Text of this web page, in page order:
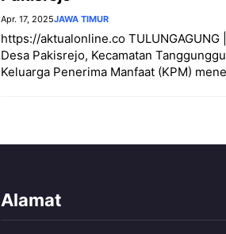
Apr. 17, 2025JAWA TIMUR
https://aktualonline.co
Desa Pakisrejo, Kecamatan
Keluarga Penerima Manfaat (KPM)
Alamat